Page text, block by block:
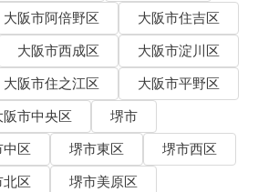
大阪市阿倍野区
大阪市住吉区
大阪市西成区
大阪市淀川区
大阪市住之江区
大阪市平野区
阪市中央区
堺市
中区 堺市東区
堺市西区
北区
堺市美原区